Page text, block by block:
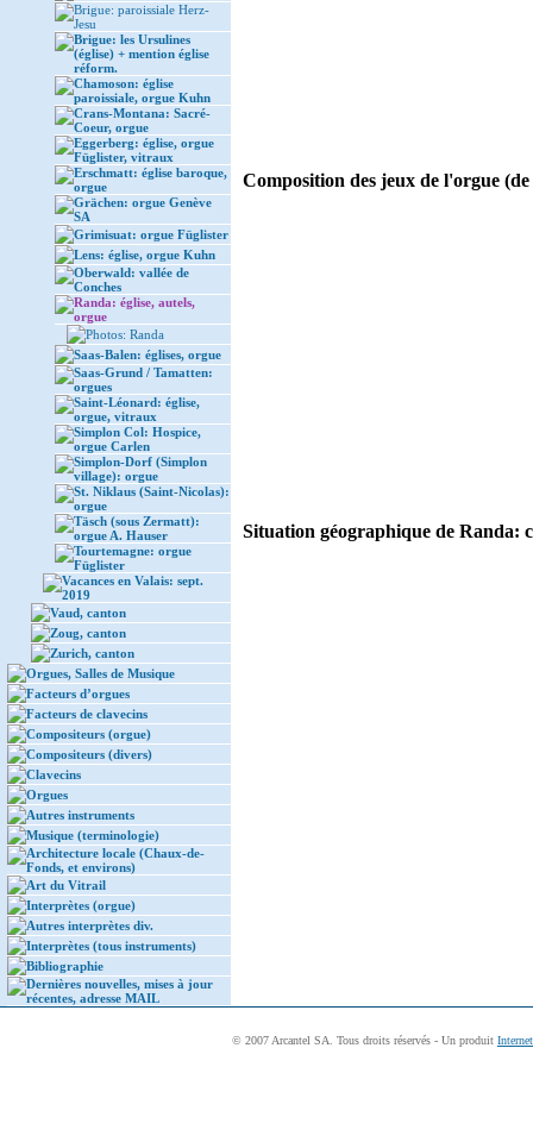
Brigue: paroissiale Herz-
Jesu
Brigue: les Ursulines
(église) + mention église
réform.
Chamoson: église
paroissiale, orgue Kuhn
Crans-Montana: Sacré-
Coeur, orgue
Eggerberg: église, orgue
Füglister, vitraux
Erschmatt: église baroque,
orgue
Grächen: orgue Genève
SA
Grimisuat: orgue Füglister
Lens: église, orgue Kuhn
Oberwald: vallée de
Conches
Randa: église, autels,
orgue
Photos: Randa
Saas-Balen: églises, orgue
Saas-Grund / Tamatten:
orgues
Saint-Léonard: église,
orgue, vitraux
Simplon Col: Hospice,
orgue Carlen
Simplon-Dorf (Simplon
village): orgue
St. Niklaus (Saint-Nicolas):
orgue
Täsch (sous Zermatt):
orgue A. Hauser
Tourtemagne: orgue
Füglister
Vacances en Valais: sept.
2019
Vaud, canton
Zoug, canton
Zurich, canton
Orgues, Salles de Musique
Facteurs d’orgues
Facteurs de clavecins
Compositeurs (orgue)
Compositeurs (divers)
Clavecins
Orgues
Autres instruments
Musique (terminologie)
Architecture locale (Chaux-de-
Fonds, et environs)
Art du Vitrail
Interprètes (orgue)
Autres interprètes div.
Interprètes (tous instruments)
Bibliographie
Dernières nouvelles, mises à jour
récentes, adresse MAIL
Composition des jeux de l'orgue
Situation géographique de Randa:
© 2007 Arcantel SA. Tous droits réservés - Un produit